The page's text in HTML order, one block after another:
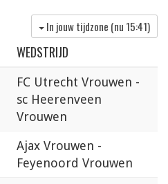
In jouw tijdzone (nu 15:41)
WEDSTRIJD
FC Utrecht Vrouwen -
sc Heerenveen
Vrouwen
Ajax Vrouwen -
Feyenoord Vrouwen